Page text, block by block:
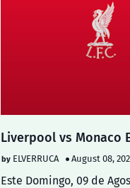
Liverpool vs Monaco
ELVERRUCA August 08,
Este Domingo, 09 de